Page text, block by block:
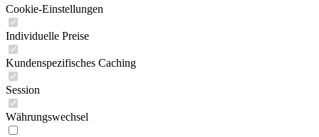
Cookie-Einstellungen
Individuelle Preise
Kundenspezifisches Caching
Session
Währungswechsel